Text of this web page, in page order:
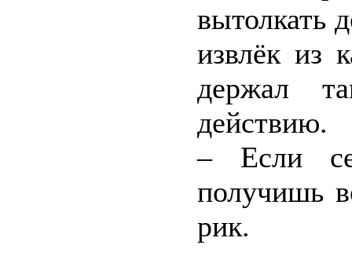
вытолкать
извлёк из
держал
действию.
– Если
получишь
рик.